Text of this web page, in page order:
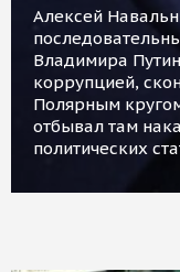
Алексей
Владимира
коррупцией,
Полярным
отбывал там
политических